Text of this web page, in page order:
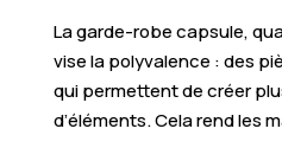
La garde-robe capsule,
vise la polyvalence : des
qui permettent de créer
d’éléments. Cela rend les